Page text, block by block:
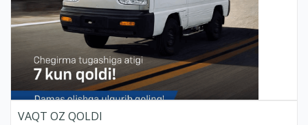
VAQT OZ QOLDI